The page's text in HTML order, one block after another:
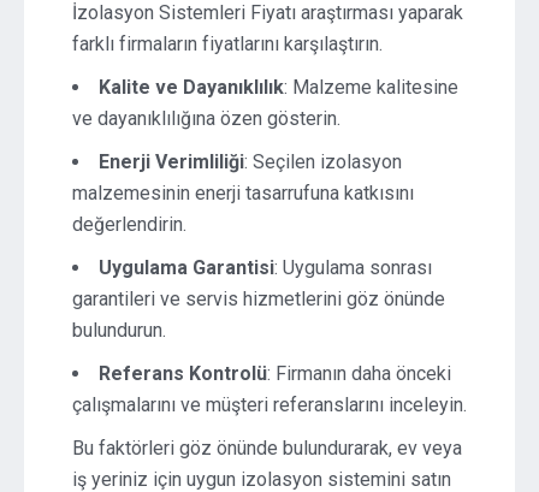
İzolasyon Sistemleri Fiyatı araştırması yaparak
farklı firmaların fiyatlarını karşılaştırın.
Kalite ve Dayanıklılık: Malzeme kalitesine
ve dayanıklılığına özen gösterin.
Enerji Verimliliği: Seçilen izolasyon
malzemesinin enerji tasarrufuna katkısını
değerlendirin.
Uygulama Garantisi: Uygulama sonrası
garantileri ve servis hizmetlerini göz önünde
bulundurun.
Referans Kontrolü: Firmanın daha önceki
çalışmalarını ve müşteri referanslarını inceleyin.
Bu faktörleri göz önünde bulundurarak, ev veya
iş yeriniz için uygun izolasyon sistemini satın